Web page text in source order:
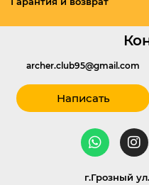
archer.club95@gmail.com
Написать
г.Грозный